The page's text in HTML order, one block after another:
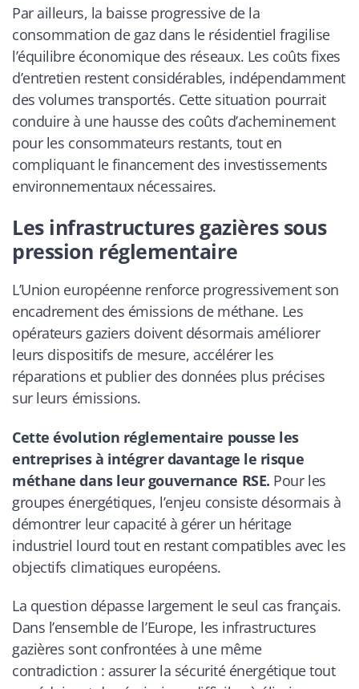
Par ailleurs, la baisse progressive de la
consommation de gaz dans le résidentiel fragilise
l’équilibre économique des réseaux. Les coûts fixes
d’entretien restent considérables, indépendamment
des volumes transportés. Cette situation pourrait
conduire à une hausse des coûts d’acheminement
pour les consommateurs restants, tout en
compliquant le financement des investissements
environnementaux nécessaires.
Les infrastructures gazières sous
pression réglementaire
L’Union européenne renforce progressivement son
encadrement des émissions de méthane. Les
opérateurs gaziers doivent désormais améliorer
leurs dispositifs de mesure, accélérer les
réparations et publier des données plus précises
sur leurs émissions.
Cette évolution réglementaire pousse les
entreprises à intégrer davantage le risque
méthane dans leur gouvernance RSE. Pour les
groupes énergétiques, l’enjeu consiste désormais à
démontrer leur capacité à gérer un héritage
industriel lourd tout en restant compatibles avec les
objectifs climatiques européens.
La question dépasse largement le seul cas français.
Dans l’ensemble de l’Europe, les infrastructures
gazières sont confrontées à une même
contradiction : assurer la sécurité énergétique tout